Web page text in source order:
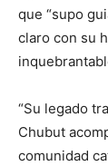
que “supo
claro con su
“Su legado
Chubut
comunidad